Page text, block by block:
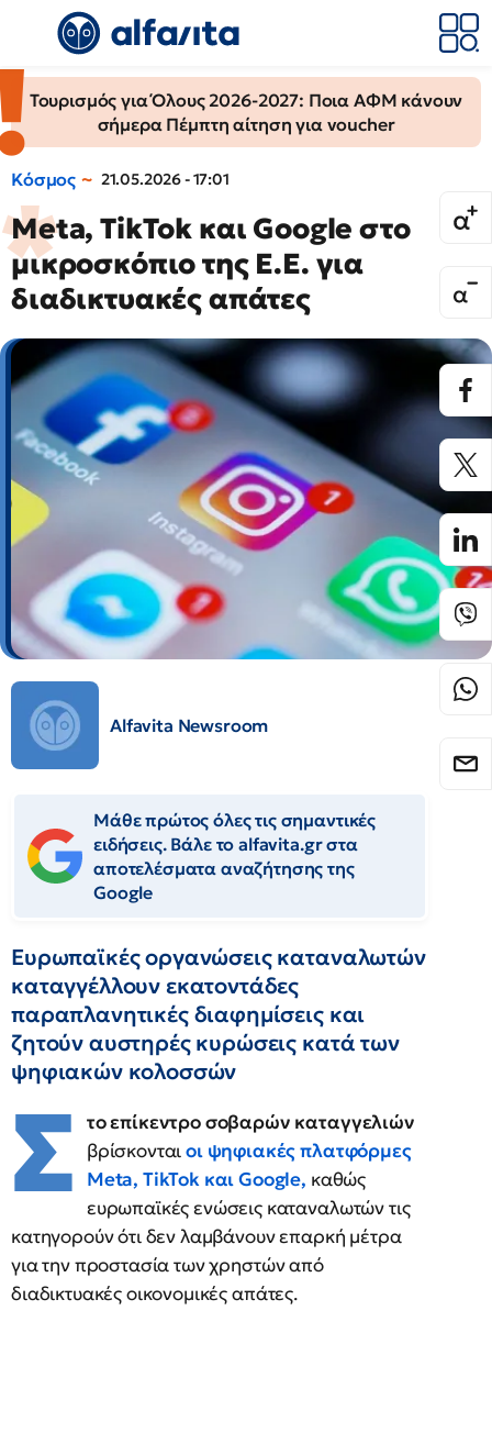
Τουρισμός για Όλους 2026-2027: Ποια ΑΦΜ κάνουν
σήμερα Πέμπτη αίτηση για voucher
Κόσμος 21.05.2026 - 17:01
Meta, TikTok και Google στο
μικροσκόπιο της Ε.Ε. για
διαδικτυακές απάτες
Alfavita Newsroom
Μάθε πρώτος όλες τις σημαντικές
ειδήσεις. Βάλε το alfavita.gr στα
αποτελέσματα αναζήτησης της
Google
Ευρωπαϊκές οργανώσεις καταναλωτών
καταγγέλλουν εκατοντάδες
παραπλανητικές διαφημίσεις και
ζητούν αυστηρές κυρώσεις κατά των
ψηφιακών κολοσσών
Σ το επίκεντρο σοβαρών καταγγελιών
βρίσκονταιοι ψηφιακέςπλατφόρμες
Meta, TikTok και Google, καθώς
ευρωπαϊκές ενώσεις καταναλωτών τις
κατηγορούν ότι δεν λαμβάνουν επαρκή μέτρα
για την προστασία των χρηστών από
διαδικτυακές οικονομικές απάτες.